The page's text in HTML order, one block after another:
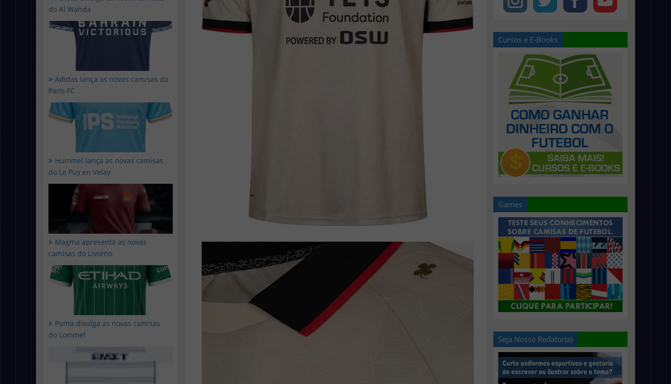
do Al Wahda
Adidas lança as novas camisas do
Paris FC
Hummel lança as novas camisas
do Le Puy en Velay
Magma apresenta as novas
camisas do Livorno
Puma divulga as novas camisas
do Lommel
Cursos e E-Books
Games
Seja Nosso Redator(a)